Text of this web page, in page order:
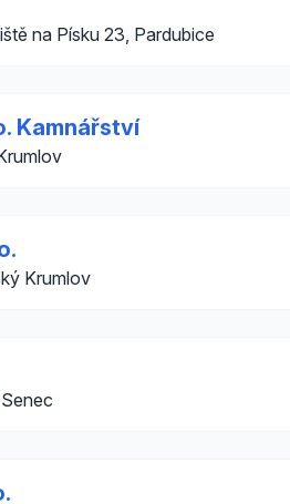
na Písku 23, Pardubice
Kamnářství
Krumlov